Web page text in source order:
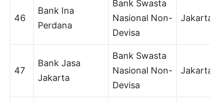
46
Bank Ina
Perdana
Bank Swasta
Nasional Non-
Devisa
Jakarta
47
Bank Jasa
Jakarta
Bank Swasta
Nasional Non-
Devisa
Jakarta